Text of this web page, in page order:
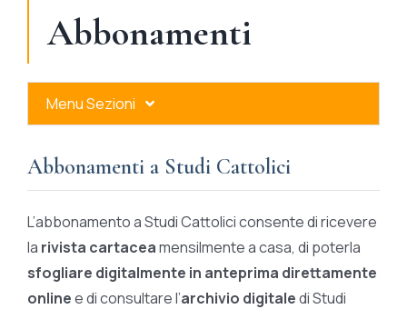
Abbonamenti
Menu Sezioni
Ares Gold
Ares Digital
Ares Gift Card
Abbonamenti a Studi Cattolici
L’abbonamento a Studi Cattolici consente di ricevere
la rivista cartaceamensilmente a casa, di poterla
sfogliare digitalmente in anteprima direttamente
onlinee di consultare l’archivio digitaledi Studi